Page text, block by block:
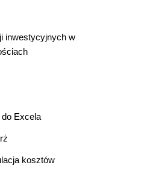
inwestycyjnych w
Excela
kosztów